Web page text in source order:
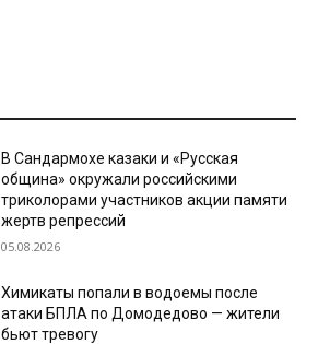
В Сандармохе казаки и «Русская
община» окружали российскими
триколорами участников акции памяти
жертв репрессий
05.08.2026
Химикаты попали в водоемы после
атаки БПЛА по Домодедово — жители
бьют тревогу